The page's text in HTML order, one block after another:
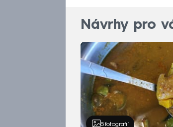
Návrhy pro
5 fotografií